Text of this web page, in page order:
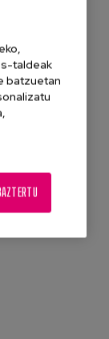
taldeak
batzuetan